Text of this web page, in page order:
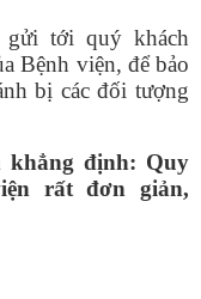
tới quý khách
Bệnh viện, để bảo
bị các đối tượng
khẳng định: Quy
rất đơn giản,